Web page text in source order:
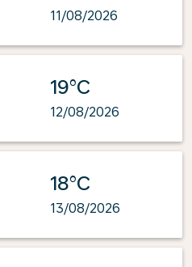
11/08/2026
19°C
12/08/2026
18°C
13/08/2026